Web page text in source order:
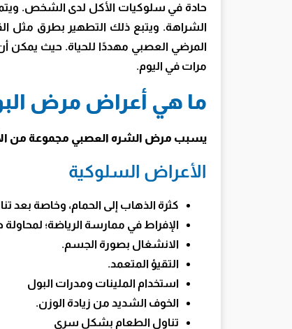
حادة في سلوكيات الأكل لدى الشخص.
الشراهة. ويتبع ذلك التطهير بطرق مثل
المرضي العصبي مهددًا للحياة. حيث يمكن
مرات في اليوم.
ما هي أعراض مرض
يسبب مرض الشره العصبي مجموعة من
الأعراض السلوكية
كثرة الذهاب إلى الحمام، وخاصة بعد
الإفراط في ممارسة الرياضة؛
الانشغال بصورة الجسم.
التقيؤ المتعمد.
استخدام الملينات ومدرات البول
الخوف الشديد من زيادة الوزن.
تناول الطعام بشكل سري